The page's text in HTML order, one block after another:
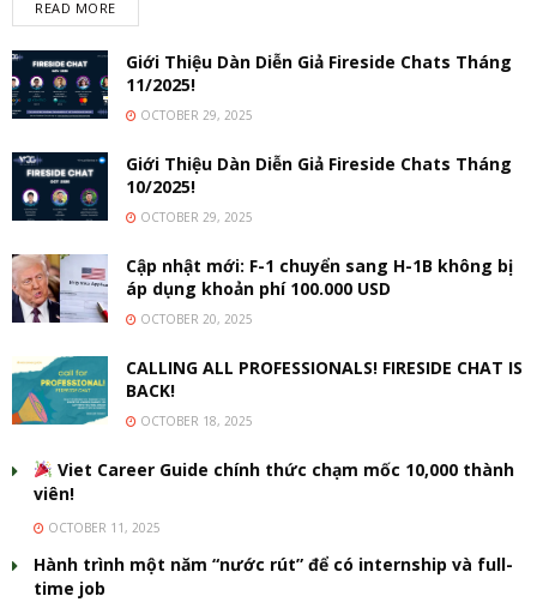
READ MORE
Giới Thiệu Dàn Diễn Giả Fireside Chats Tháng
11/2025!
OCTOBER 29, 2025
Giới Thiệu Dàn Diễn Giả Fireside Chats Tháng
10/2025!
OCTOBER 29, 2025
Cập nhật mới: F-1 chuyển sang H-1B không bị
áp dụng khoản phí 100.000 USD
OCTOBER 20, 2025
CALLING ALL PROFESSIONALS! FIRESIDE CHAT IS
BACK!
OCTOBER 18, 2025
Viet Career Guide chính thức chạm mốc 10,000 thành
viên!
OCTOBER 11, 2025
Hành trình một năm “nước rút” để có internship và full-
time job